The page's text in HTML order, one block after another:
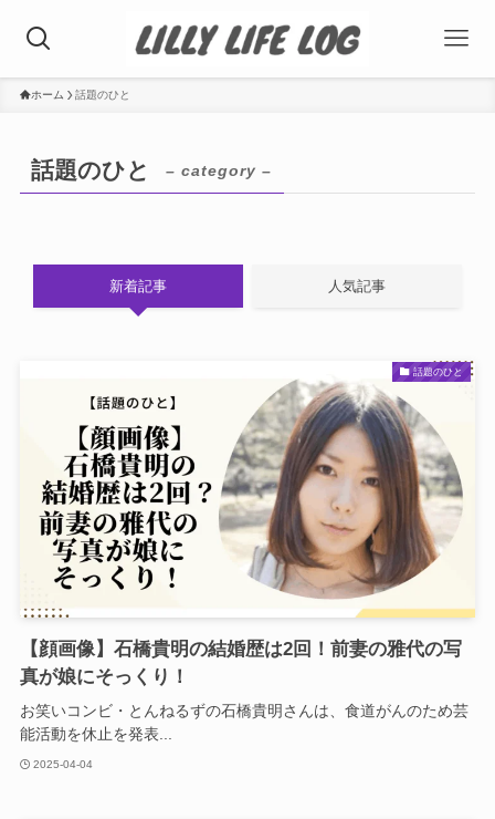
ホーム 話題のひと
話題のひと – category –
新着記事 人気記事
話題のひと
【顔画像】石橋貴明の結婚歴は2回！前妻の雅代の写
真が娘にそっくり！
お笑いコンビ・とんねるずの石橋貴明さんは、食道がんのため芸
能活動を休止を発表...
2025-04-04